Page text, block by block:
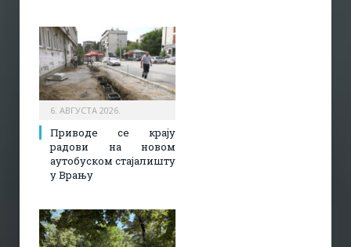
6. АВГУСТА 2026.
Приводе се крају
радови на новом
аутобуском стајалишту
у Врању